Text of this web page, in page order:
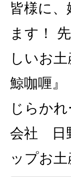
皆様に、
ます！
しいお
鯨咖喱』
じらか
会社 日
ップお